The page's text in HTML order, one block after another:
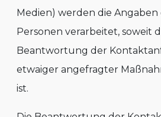
Medien) werden die
Personen verarbeitet, soweit
Beantwortung der
etwaiger angefragter
ist.